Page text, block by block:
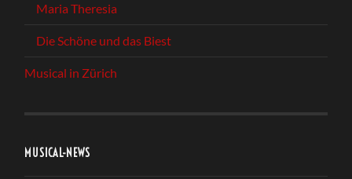
Maria Theresia
Die Schöne und das Biest
Musical in Zürich
MUSICAL-NEWS